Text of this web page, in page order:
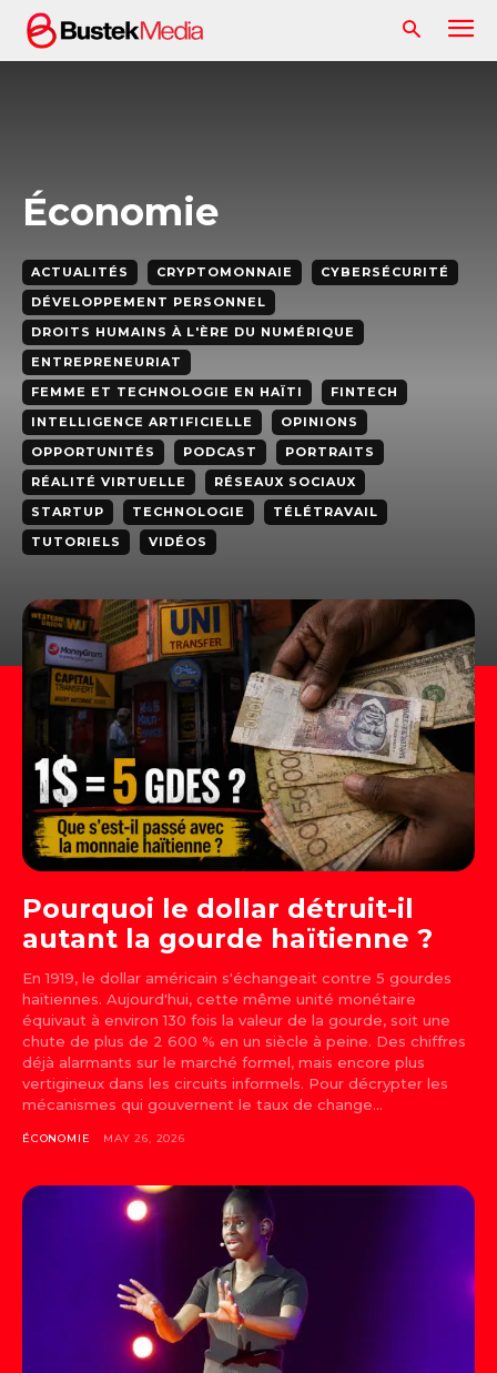
Économie
ACTUALITÉS CRYPTOMONNAIE
CYBERSÉCURITÉ
DÉVELOPPEMENT PERSONNEL
DROITS HUMAINS À L'ÈRE DU NUMÉRIQUE
ENTREPRENEURIAT
FEMME ET TECHNOLOGIE EN HAÏTI
FINTECH
INTELLIGENCE ARTIFICIELLE
OPINIONS
OPPORTUNITÉS
PODCAST
PORTRAITS
RÉALITÉ VIRTUELLE
RÉSEAUX SOCIAUX
STARTUP
TECHNOLOGIE
TÉLÉTRAVAIL
TUTORIELS
VIDÉOS
Pourquoi le dollar détruit-il
autant la gourde haïtienne ?
En 1919, le dollar américain s'échangeait contre 5 gourdes
haïtiennes. Aujourd'hui, cette même unité monétaire
équivaut à environ 130 fois la valeur de la gourde, soit une
chute de plus de 2 600 % en un siècle à peine. Des chiffres
déjà alarmants sur le marché formel, mais encore plus
vertigineux dans les circuits informels. Pour décrypter les
mécanismes qui gouvernent le taux de change...
ÉCONOMIE MAY 26, 2026